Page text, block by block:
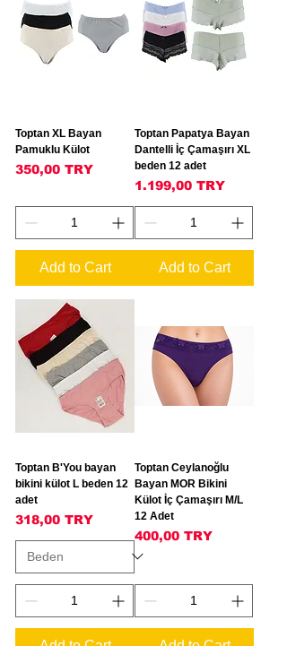
Toptan XL Bayan
Pamuklu Külot
Price
350,00 TRY
Add to Cart
Toptan Papatya Bayan
Dantelli İç Çamaşırı XL
beden 12 adet
Price
1.199,00 TRY
Add to Cart
Toptan B'You bayan
bikini külot L beden 12
adet
Price
318,00 TRY
Toptan Ceylanoğlu
Bayan MOR Bikini
Külot İç Çamaşırı M/L
12 Adet
Price
400,00 TRY